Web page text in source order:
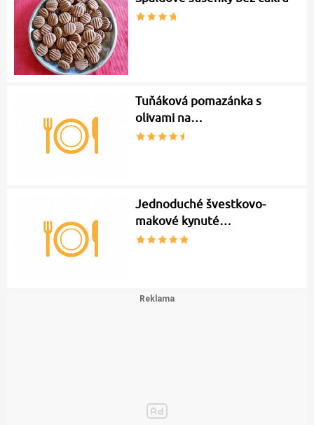
Tuňáková pomazánka s
olivami na…
Jednoduché švestkovo-
makové kynuté…